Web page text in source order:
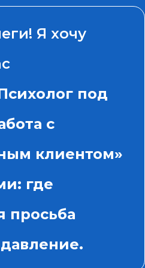
Я хочу
под
с
клиентом»
где
просьба